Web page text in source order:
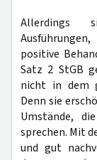
Allerdings
positive
Satz 2 StGB
nicht in dem
Denn sie
Umstände,
sprechen. Mit
und gut